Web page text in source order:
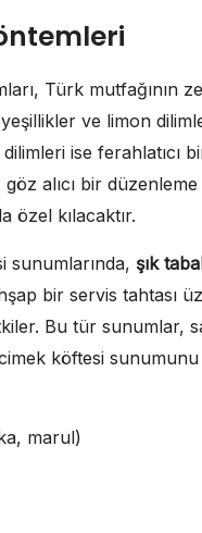
Türk mutfağının
ve limon
ise ferahlatıcı
alıcı bir düzenleme
özel kılacaktır.
sunumlarında, şık
bir servis tahtası
Bu tür sunumlar,
köftesi
marul)